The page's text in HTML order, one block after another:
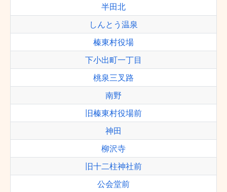
半田北
しんとう温泉
榛東村役場
下小出町一丁目
桃泉三叉路
南野
旧榛東村役場前
神田
柳沢寺
旧十二柱神社前
公会堂前